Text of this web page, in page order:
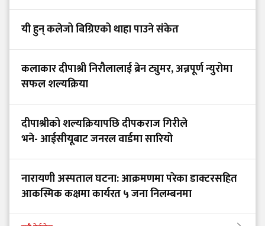
यी हुन् कलेजो बिग्रिएको थाहा पाउने संकेत
कलाकार दीपाश्री निरौलालाई ब्रेन ट्युमर, अन्नपूर्ण न्युरोमा
सफल शल्यक्रिया
दीपाश्रीको शल्यक्रियापछि दीपकराज गिरीले
भने- आईसीयूबाट जनरल वार्डमा सारियो
नारायणी अस्पताल घटना: आक्रमणमा परेका डाक्टरसहित
आकस्मिक कक्षमा कार्यरत ५ जना निलम्बनमा